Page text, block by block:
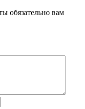
обязательно вам